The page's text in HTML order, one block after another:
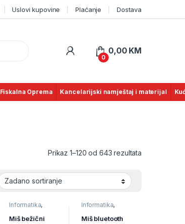
Uslovi kupovine Plaćanje Dostava
0
0,00 KM
Fiskalna Oprema Kancelarijski namještaj i materijal
Prikaz 1–120 od 643 rezultata
Informatika,
Računarska
Miš bežični
Informatika,
Računarska
Miš bluetooth